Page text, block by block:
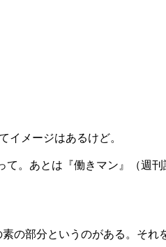
メージはあるけど。
。あとは『働きマン』（週
の部分というのがある。そ